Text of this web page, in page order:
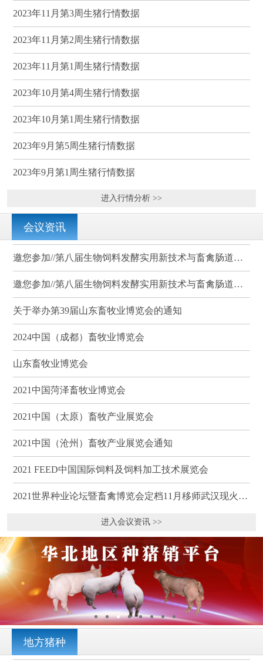
2023年11月第3周生猪行情数据
2023年11月第2周生猪行情数据
2023年11月第1周生猪行情数据
2023年10月第4周生猪行情数据
2023年10月第1周生猪行情数据
2023年9月第5周生猪行情数据
2023年9月第1周生猪行情数据
进入行情分析 >>
会议资讯
邀您参加//第八届生物饲料发酵实用新技术与畜禽肠道健康、营养科学研讨会（武汉）
邀您参加//第八届生物饲料发酵实用新技术与畜禽肠道健康、营养科学研讨会（武汉）
关于举办第39届山东畜牧业博览会的通知
2024中国（成都）畜牧业博览会
山东畜牧业博览会
2021中国菏泽畜牧业博览会
2021中国（太原）畜牧产业展览会
2021中国（沧州）畜牧产业展览会通知
2021 FEED中国国际饲料及饲料加工技术展览会
2021世界种业论坛暨畜禽博览会定档11月移师武汉现火热招商
进入会议资讯 >>
地方猪种